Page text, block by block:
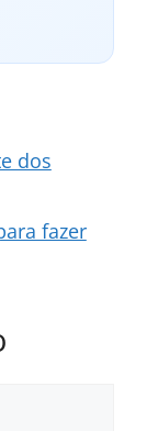
dos
fazer